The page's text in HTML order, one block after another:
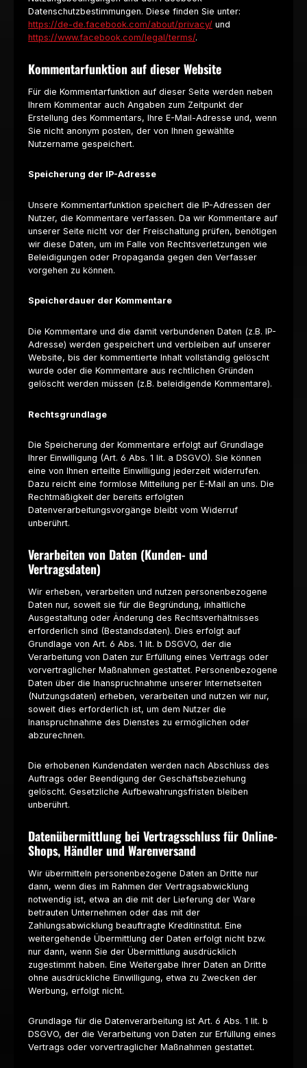
Datenschutzbestimmungen. Diese finden Sie unter:
https://de-de.facebook.com/about/privacy/ und
https://www.facebook.com/legal/terms/.
Kommentarfunktion auf dieser Website
Für die Kommentarfunktion auf dieser Seite werden neben
Ihrem Kommentar auch Angaben zum Zeitpunkt der
Erstellung des Kommentars, Ihre E-Mail-Adresse und, wenn
Sie nicht anonym posten, der von Ihnen gewählte
Nutzername gespeichert.
Speicherung der IP-Adresse
Unsere Kommentarfunktion speichert die IP-Adressen der
Nutzer, die Kommentare verfassen. Da wir Kommentare auf
unserer Seite nicht vor der Freischaltung prüfen, benötigen
wir diese Daten, um im Falle von Rechtsverletzungen wie
Beleidigungen oder Propaganda gegen den Verfasser
vorgehen zu können.
Speicherdauer der Kommentare
Die Kommentare und die damit verbundenen Daten (z.B. IP-
Adresse) werden gespeichert und verbleiben auf unserer
Website, bis der kommentierte Inhalt vollständig gelöscht
wurde oder die Kommentare aus rechtlichen Gründen
gelöscht werden müssen (z.B. beleidigende Kommentare).
Rechtsgrundlage
Die Speicherung der Kommentare erfolgt auf Grundlage
Ihrer Einwilligung (Art. 6 Abs. 1 lit. a DSGVO). Sie können
eine von Ihnen erteilte Einwilligung jederzeit widerrufen.
Dazu reicht eine formlose Mitteilung per E-Mail an uns. Die
Rechtmäßigkeit der bereits erfolgten
Datenverarbeitungsvorgänge bleibt vom Widerruf
unberührt.
Verarbeiten von Daten (Kunden- und
Vertragsdaten)
Wir erheben, verarbeiten und nutzen personenbezogene
Daten nur, soweit sie für die Begründung, inhaltliche
Ausgestaltung oder Änderung des Rechtsverhältnisses
erforderlich sind (Bestandsdaten). Dies erfolgt auf
Grundlage von Art. 6 Abs. 1 lit. b DSGVO, der die
Verarbeitung von Daten zur Erfüllung eines Vertrags oder
vorvertraglicher Maßnahmen gestattet. Personenbezogene
Daten über die Inanspruchnahme unserer Internetseiten
(Nutzungsdaten) erheben, verarbeiten und nutzen wir nur,
soweit dies erforderlich ist, um dem Nutzer die
Inanspruchnahme des Dienstes zu ermöglichen oder
abzurechnen.
Die erhobenen Kundendaten werden nach Abschluss des
Auftrags oder Beendigung der Geschäftsbeziehung
gelöscht. Gesetzliche Aufbewahrungsfristen bleiben
unberührt.
Datenübermittlung bei Vertragsschluss für Online-
Shops, Händler und Warenversand
Wir übermitteln personenbezogene Daten an Dritte nur
dann, wenn dies im Rahmen der Vertragsabwicklung
notwendig ist, etwa an die mit der Lieferung der Ware
betrauten Unternehmen oder das mit der
Zahlungsabwicklung beauftragte Kreditinstitut. Eine
weitergehende Übermittlung der Daten erfolgt nicht bzw.
nur dann, wenn Sie der Übermittlung ausdrücklich
zugestimmt haben. Eine Weitergabe Ihrer Daten an Dritte
ohne ausdrückliche Einwilligung, etwa zu Zwecken der
Werbung, erfolgt nicht.
Grundlage für die Datenverarbeitung ist Art. 6 Abs. 1 lit. b
DSGVO, der die Verarbeitung von Daten zur Erfüllung eines
Vertrags oder vorvertraglicher Maßnahmen gestattet.